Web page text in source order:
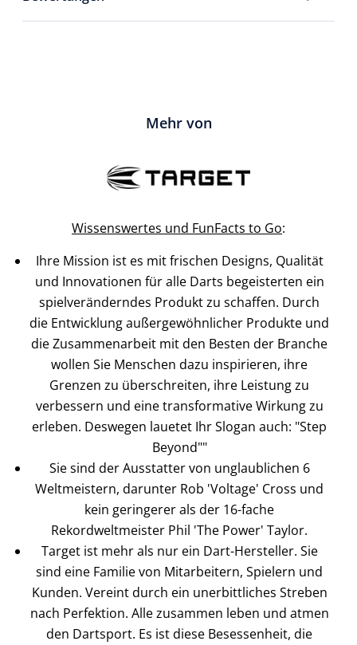
Mehr von
Wissenswertes und FunFacts to Go:
Ihre Mission ist es mit frischen Designs, Qualität
und Innovationen für alle Darts begeisterten ein
spielveränderndes Produkt zu schaffen. Durch
die Entwicklung außergewöhnlicher Produkte und
die Zusammenarbeit mit den Besten der Branche
wollen Sie Menschen dazu inspirieren, ihre
Grenzen zu überschreiten, ihre Leistung zu
verbessern und eine transformative Wirkung zu
erleben. Deswegen lauetet Ihr Slogan auch: "Step
Beyond""
Sie sind der Ausstatter von unglaublichen 6
Weltmeistern, darunter Rob 'Voltage' Cross und
kein geringerer als der 16-fache
Rekordweltmeister Phil 'The Power' Taylor.
Target ist mehr als nur ein Dart-Hersteller. Sie
sind eine Familie von Mitarbeitern, Spielern und
Kunden. Vereint durch ein unerbittliches Streben
nach Perfektion. Alle zusammen leben und atmen
den Dartsport. Es ist diese Besessenheit, die